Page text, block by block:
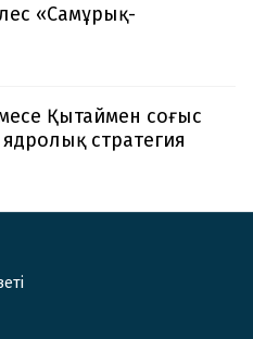
«Самұрық-
Қытаймен соғыс
стратегия